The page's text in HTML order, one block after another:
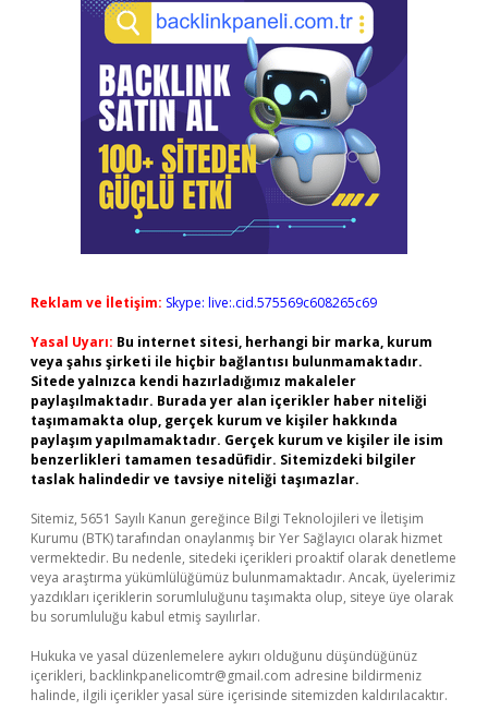
Reklam ve İletişim: Skype: live:.cid.575569c608265c69
Yasal Uyarı: Bu internet sitesi, herhangi bir marka, kurum
veya şahıs şirketi ile hiçbir bağlantısı bulunmamaktadır.
Sitede yalnızca kendi hazırladığımız makaleler
paylaşılmaktadır. Burada yer alan içerikler haber niteliği
taşımamakta olup, gerçek kurum ve kişiler hakkında
paylaşım yapılmamaktadır. Gerçek kurum ve kişiler ile isim
benzerlikleri tamamen tesadüfidir. Sitemizdeki bilgiler
taslak halindedir ve tavsiye niteliği taşımazlar.
Sitemiz, 5651 Sayılı Kanun gereğince Bilgi Teknolojileri ve İletişim
Kurumu (BTK) tarafından onaylanmış bir Yer Sağlayıcı olarak hizmet
vermektedir. Bu nedenle, sitedeki içerikleri proaktif olarak denetleme
veya araştırma yükümlülüğümüz bulunmamaktadır. Ancak, üyelerimiz
yazdıkları içeriklerin sorumluluğunu taşımakta olup, siteye üye olarak
bu sorumluluğu kabul etmiş sayılırlar.
Hukuka ve yasal düzenlemelere aykırı olduğunu düşündüğünüz
içerikleri, backlinkpanelicomtr@gmail.com adresine bildirmeniz
halinde, ilgili içerikler yasal süre içerisinde sitemizden kaldırılacaktır.